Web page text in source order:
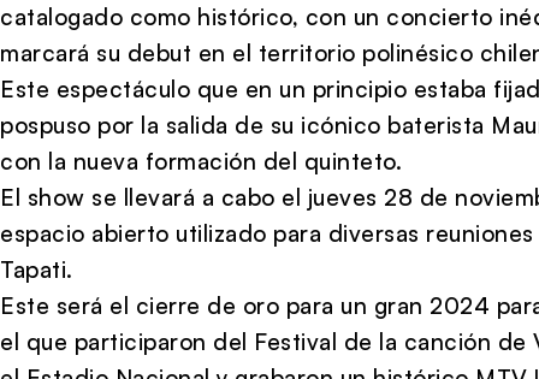
catalogado como histórico, con un concierto
marcará su debut en el territorio polinésico
Este espectáculo que en un principio estaba
pospuso por la salida de su icónico baterista
con la nueva formación del quinteto.
El show se llevará a cabo el jueves 28 de
espacio abierto utilizado para diversas
Tapati.
Este será el cierre de oro para un gran 2024
el que participaron del Festival de la canción de